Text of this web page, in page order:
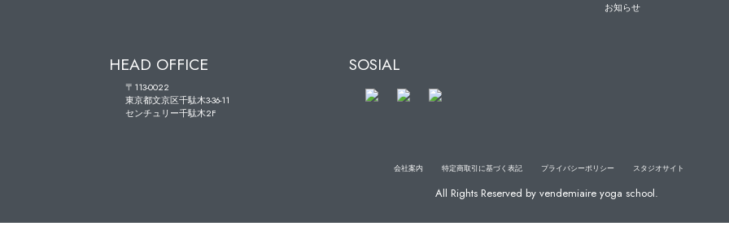
お知らせ
HEAD OFFICE
〒113-0022
東京都文京区千駄木3-36-11
センチュリー千駄木2F
SOSIAL
会社案内 特定商取引に基づく表記 プライバシーポリシー スタジオサイト
All Rights Reserved by vendemiaire yoga school.